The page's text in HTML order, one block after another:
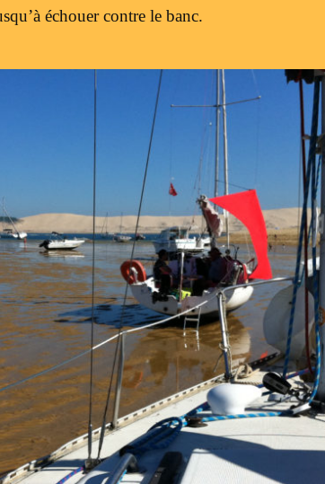
échouer contre le banc.